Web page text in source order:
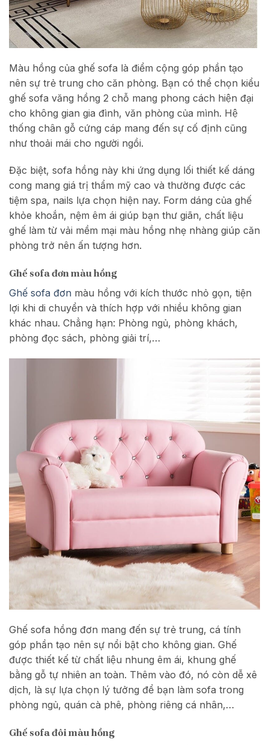
Màu hồng của ghế sofa là điểm cộng góp phần tạo
nên sự trẻ trung cho căn phòng. Bạn có thể chọn kiểu
ghế sofa văng hồng 2 chỗ mang phong cách hiện đại
cho không gian gia đình, văn phòng của mình. Hệ
thống chân gỗ cứng cáp mang đến sự cố định cũng
như thoải mái cho người ngồi.
Đặc biệt, sofa hồng này khi ứng dụng lối thiết kế dáng
cong mang giá trị thẩm mỹ cao và thường được các
tiệm spa, nails lựa chọn hiện nay. Form dáng của ghế
khỏe khoắn, nệm êm ái giúp bạn thư giãn, chất liệu
ghế làm từ vải mềm mại màu hồng nhẹ nhàng giúp căn
phòng trở nên ấn tượng hơn.
Ghế sofa đơn màu hồng
Ghế sofa đơn màu hồng với kích thước nhỏ gọn, tiện
lợi khi di chuyển và thích hợp với nhiều không gian
khác nhau. Chẳng hạn: Phòng ngủ, phòng khách,
phòng đọc sách, phòng giải trí,…
Ghế sofa hồng đơn mang đến sự trẻ trung, cá tính
góp phần tạo nên sự nổi bật cho không gian. Ghế
được thiết kế từ chất liệu nhung êm ái, khung ghế
bằng gỗ tự nhiên an toàn. Thêm vào đó, nó còn dễ xê
dịch, là sự lựa chọn lý tưởng để bạn làm sofa trong
phòng ngủ, quán cà phê, phòng riêng cá nhân,…
Ghế sofa đôi màu hồng